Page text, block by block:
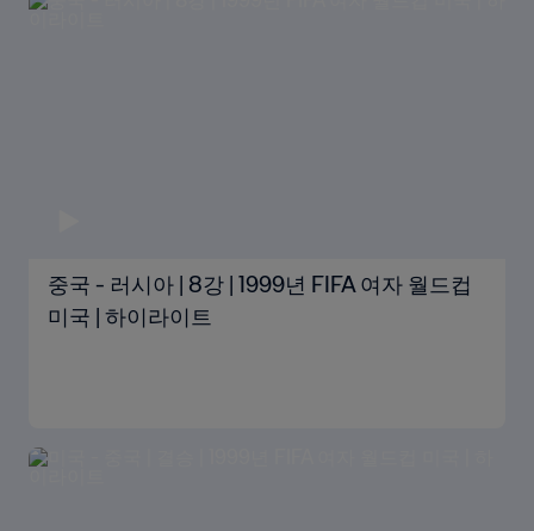
중국 - 러시아 | 8강 | 1999년 FIFA 여자 월드컵
미국 | 하이라이트